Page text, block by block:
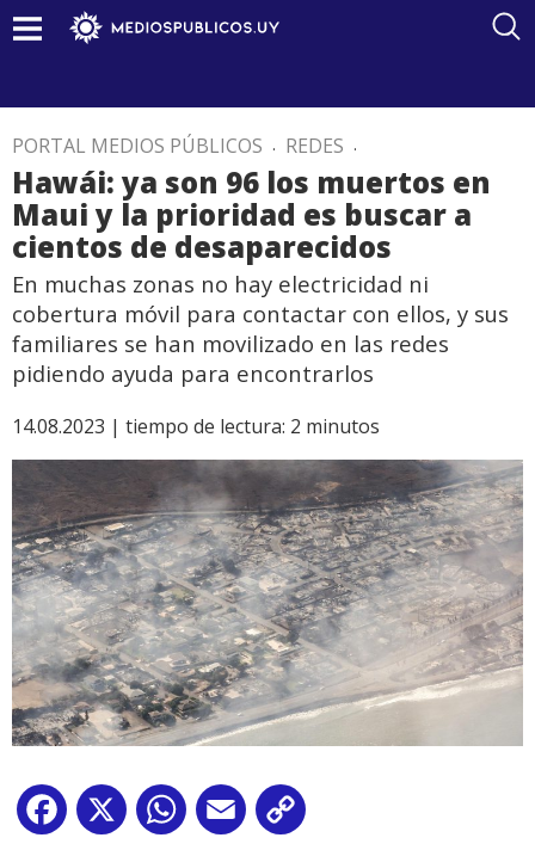
PORTAL MEDIOS PÚBLICOS . REDES .
Hawái: ya son 96 los muertos en
Maui y la prioridad es buscar a
cientos de desaparecidos
En muchas zonas no hay electricidad ni
cobertura móvil para contactar con ellos, y sus
familiares se han movilizado en las redes
pidiendo ayuda para encontrarlos
14.08.2023 | tiempo de lectura: 2 minutos
Facebook
X WhatsApp
Email